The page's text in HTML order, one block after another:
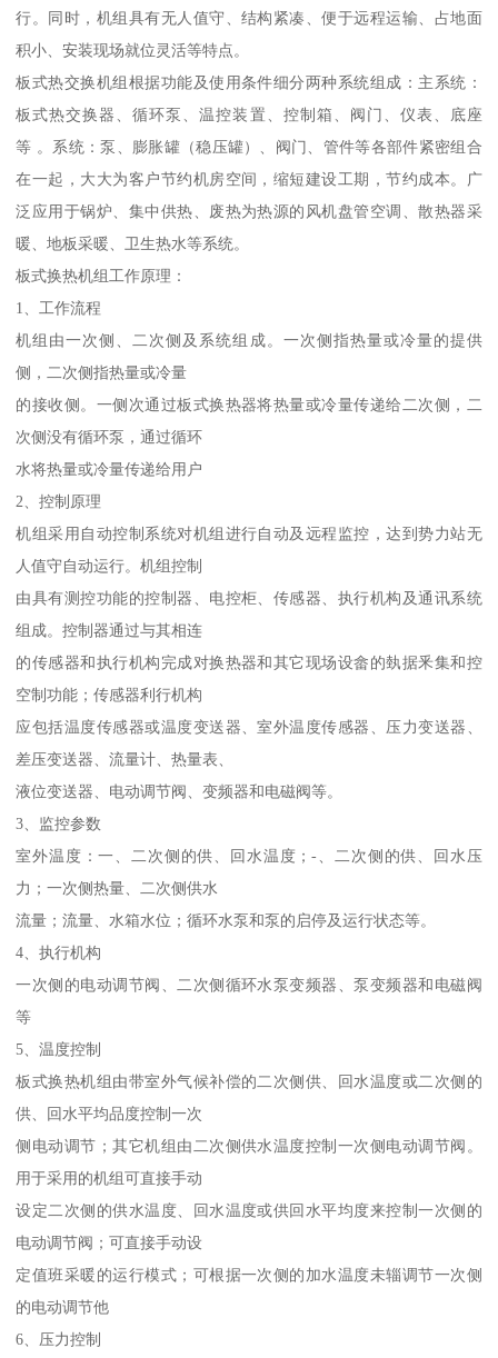
行。同时，机组具有无人值守、结构紧凑、便于远程运输、占地面
积小、安装现场就位灵活等特点。
板式热交换机组根据功能及使用条件细分两种系统组成：主系统：
板式热交换器、循环泵、温控装置、控制箱、阀门、仪表、底座
等 。系统：泵、膨胀罐（稳压罐）、阀门、管件等各部件紧密组合
在一起，大大为客户节约机房空间，缩短建设工期，节约成本。广
泛应用于锅炉、集中供热、废热为热源的风机盘管空调、散热器采
暖、地板采暖、卫生热水等系统。
板式换热机组工作原理：
1、工作流程
机组由一次侧、二次侧及系统组成。一次侧指热量或冷量的提供
侧，二次侧指热量或冷量
的接收侧。一侧次通过板式换热器将热量或冷量传递给二次侧，二
次侧没有循环泵，通过循环
水将热量或冷量传递给用户
2、控制原理
机组采用自动控制系统对机组进行自动及远程监控，达到势力站无
人值守自动运行。机组控制
由具有测控功能的控制器、电控柜、传感器、执行机构及通讯系统
组成。控制器通过与其相连
的传感器和执行机构完成对换热器和其它现场设畲的埶据釆集和控
空制功能；传感器利行机构
应包括温度传感器或温度变送器、室外温度传感器、压力变送器、
差压变送器、流量计、热量表、
液位变送器、电动调节阀、变频器和电磁阀等。
3、监控参数
室外温度：一、二次侧的供、回水温度；-、二次侧的供、回水压
力；一次侧热量、二次侧供水
流量；流量、水箱水位；循环水泵和泵的启停及运行状态等。
4、执行机构
一次侧的电动调节阀、二次侧循环水泵变频器、泵变频器和电磁阀
等
5、温度控制
板式换热机组由带室外气候补偿的二次侧供、回水温度或二次侧的
供、回水平均品度控制一次
侧电动调节；其它机组由二次侧供水温度控制一次侧电动调节阀。
用于采用的机组可直接手动
设定二次侧的供水温度、回水温度或供回水平均度来控制一次侧的
电动调节阀；可直接手动设
定值班采暖的运行模式；可根据一次侧的加水温度未辎调节一次侧
的电动调节他
6、压力控制